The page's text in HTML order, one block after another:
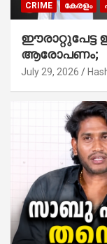
CRIME കേരളം
ഈരാറ്റുപേട്ട
ആരോപണം;
July 29, 2026